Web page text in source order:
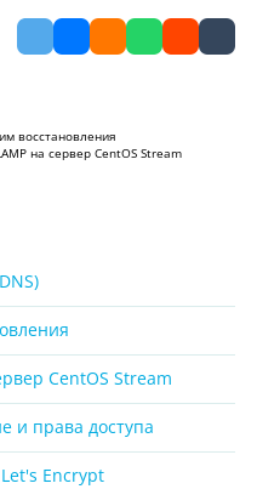
восстановления
на сервер CentOS Stream
CentOS Stream
и права доступа
Encrypt